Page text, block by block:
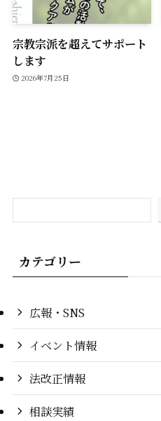
宗教宗派を超えてサポート
します
2026年7月25日
カテゴリー
広報・SNS
イベント情報
法改正情報
相談実績